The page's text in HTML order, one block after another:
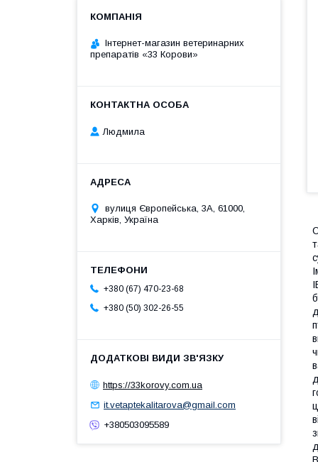
Інтернет-магазин ветеринарних
препаратів «33 Корови»
Людмила
вулиця Європейська, 3А, 61000,
Харків, Україна
+380 (67) 470-23-68
+380 (50) 302-26-55
https://33korovy.com.ua
it.vetaptekalitarova@gmail.com
+380503095589